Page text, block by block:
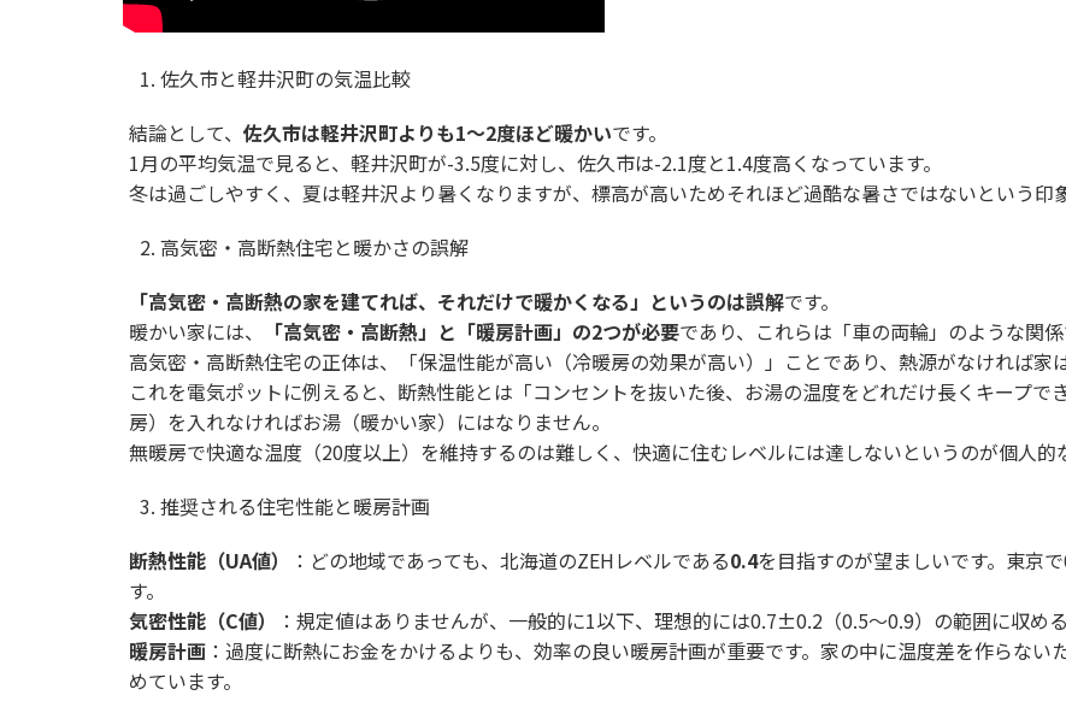
佐久市と軽井沢町の気温比較
結論として、 佐久市は軽井沢町よりも1〜2度ほど暖かいです。
1月の平均気温で見ると、軽井沢町が-3.5度に対し、佐久市は-2.1度と1.4度高くなっています。
冬は過ごしやすく、夏は軽井沢より暑くなりますが、標高が高いためそれほど過酷な暑さではないという印象
高気密・高断熱住宅と暖かさの誤解
「高気密・高断熱の家を建てれば、それだけで暖かくなる」というのは誤解です。
暖かい家には、
「高気密・高断熱」と「暖房計画」の2つが必要であり、これらは「車の両輪」のような関係
高気密・高断熱住宅の正体は、「保温性能が高い（冷暖房の効果が高い）」ことであり、熱源がなければ家
これを電気ポットに例えると、断熱性能とは「コンセントを抜いた後、お湯の温度をどれだけ長くキープ
房）を入れなければお湯（暖かい家）にはなりません。
無暖房で快適な温度（20度以上）を維持するのは難しく、快適に住むレベルには達しないというのが個人的
推奨される住宅性能と暖房計画
断熱性能（UA値） ：どの地域であっても、北海道のZEHレベルである0.4を目指すのが望ましいです。東京
す。
気密性能（C値）
：規定値はありませんが、一般的に1以下、理想的には0.7±0.2（0.5〜0.9）の範囲に収め
暖房計画 ：過度に断熱にお金をかけるよりも、効率の良い暖房計画が重要です。家の中に温度差を作らない
めています。